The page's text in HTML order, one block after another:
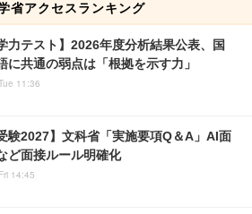
省アクセスランキング
力テスト】2026年度分析結果公表、国
に共通の弱点は「根拠を示す力」
11:36
験2027】文科省「実施要項Q＆A」AI面
ど面接ルール明確化
14:45